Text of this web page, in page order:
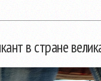
в стране